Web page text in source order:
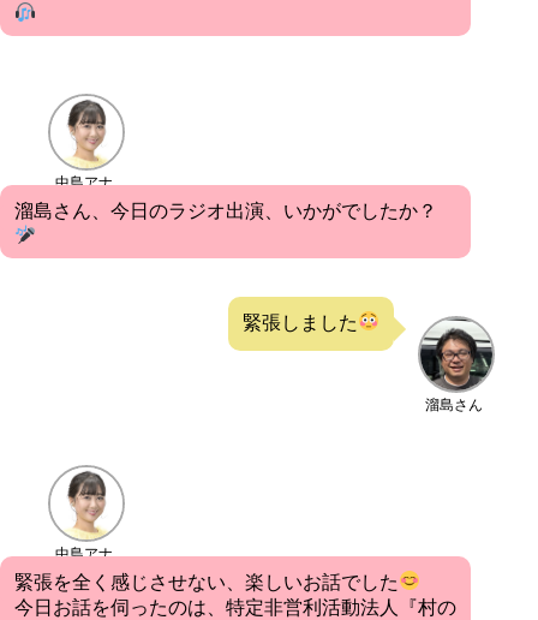
中島アナ
溜島さん、今日のラジオ出演、いかがでしたか？
溜島さん
緊張しました
中島アナ
緊張を全く感じさせない、楽しいお話でした
今日お話を伺ったのは、特定非営利活動法人『村の